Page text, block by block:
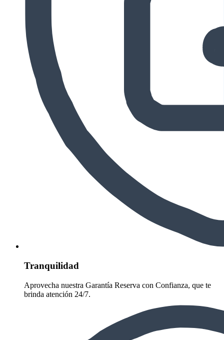
Tranquilidad
Aprovecha nuestra Garantía Reserva con Confianza, que te
brinda atención 24/7.